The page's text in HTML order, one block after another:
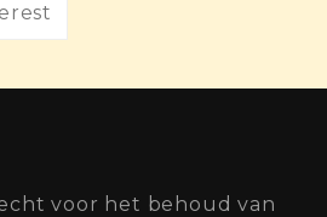
voor het behoud van